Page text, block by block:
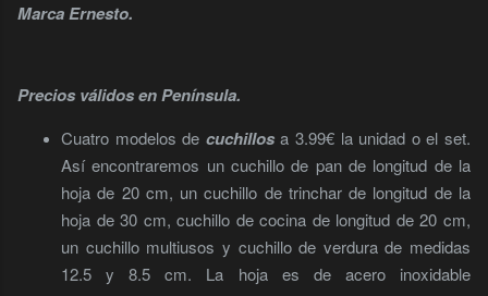
Marca Ernesto.
Precios válidos en Península.
Cuatro modelos de cuchillosa 3.99€ la unidad o el set.
Así encontraremos un cuchillo de pan de longitud de la
hoja de 20 cm, un cuchillo de trinchar de longitud de la
hoja de 30 cm, cuchillo de cocina de longitud de 20 cm,
un cuchillo multiusos y cuchillo de verdura de medidas
12.5 y 8.5 cm. La hoja es de acero inoxidable